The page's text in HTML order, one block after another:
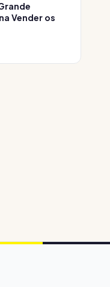
Vender os